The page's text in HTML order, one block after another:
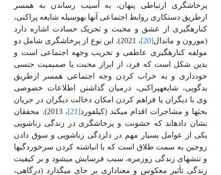
پرخاشگری ارتباطی پنهان، به آسیب رساندن به همسر
ازطریق دستکاری روابط اجتماعی آنها به­وسیله شایعه پراکنی،
کناره­گیری از عشق و محبت و تحریک حسادت اشاره دارد
(مورون و ماندال[20]
، 2021). این نوع از پرخاشگری شامل دو
مولفه کناره­گیری عاطفی و تخریب وجهه اجتماعی است و
بدین شکل است که فرد، از ابراز محبت یا صمیمیت جنسی
خودداری و به خراب کردن وجه اجتماعی همسر ازطریق
بدگویی، شایعه­پراکنی، درمیان گذاشتن اطلاعات خصوصی
وی با دیگران یا فراهم کردن امکان دخالت دیگران در جریان
بحث­ها و مشاجرات اقدام می­کند (کیلفورد[21]
، 2013). محققان
نشان داده­اند که خشونت و پرخاشگری در زندگی زناشویی
یکی از عوامل بسیار مهم در دلزدگی زناشویی و سوق دادن
زوجین به سمت طلاق است که با انباشته کردن سرخوردگی­ها
و تنش­های زندگی روزمره، سبب فرسایش می­شود و بر کیفیت
زندگی تأثیر معکوس و معناداری بر جای می­گذارد (درگاهی،